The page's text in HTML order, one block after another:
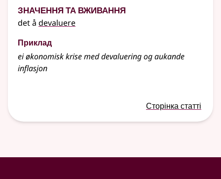
Значення та вживання
det å devaluere
Приклад
ei økonomisk krise med devaluering og aukande
inflasjon
Сторінка статті